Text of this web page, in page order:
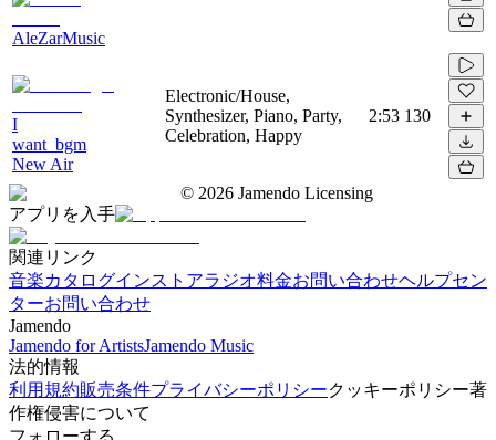
AleZarMusic
I
want_bgm
New Air
Electronic/House,
Synthesizer, Piano, Party,
Celebration, Happy
2:53 130
© 2026 Jamendo Licensing
アプリを入手
関連リンク
音楽カタログインストアラジオ料金お問い合わせヘルプセン
ターお問い合わせ
Jamendo
Jamendo for ArtistsJamendo Music
法的情報
利用規約販売条件プライバシーポリシークッキーポリシー著
作権侵害について
フォローする